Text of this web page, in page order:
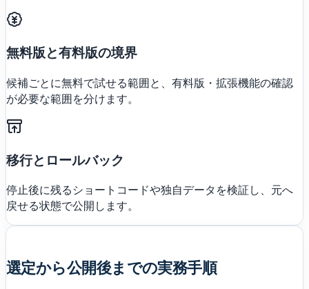
無料版と有料版の境界
候補ごとに無料で試せる範囲と、有料版・拡張機能の確認
が必要な範囲を分けます。
移行とロールバック
停止後に残るショートコードや独自データを検証し、元へ
戻せる状態で公開します。
選定から公開後までの実務手順